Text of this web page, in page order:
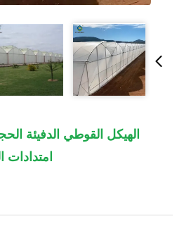
الهيكل القوطي الدفيئة
امتدادات